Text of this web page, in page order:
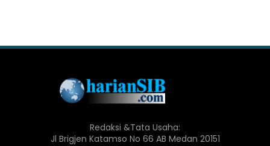
Redaksi &Tata Usaha:
Jl Brigjen Katamso No 66 AB Medan 20151